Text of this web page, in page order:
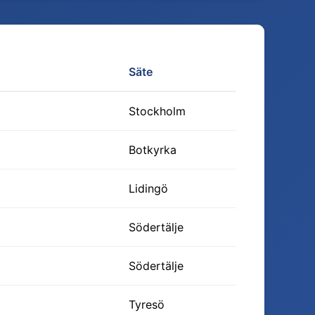
Säte
Stockholm
Botkyrka
Lidingö
Södertälje
Södertälje
Tyresö